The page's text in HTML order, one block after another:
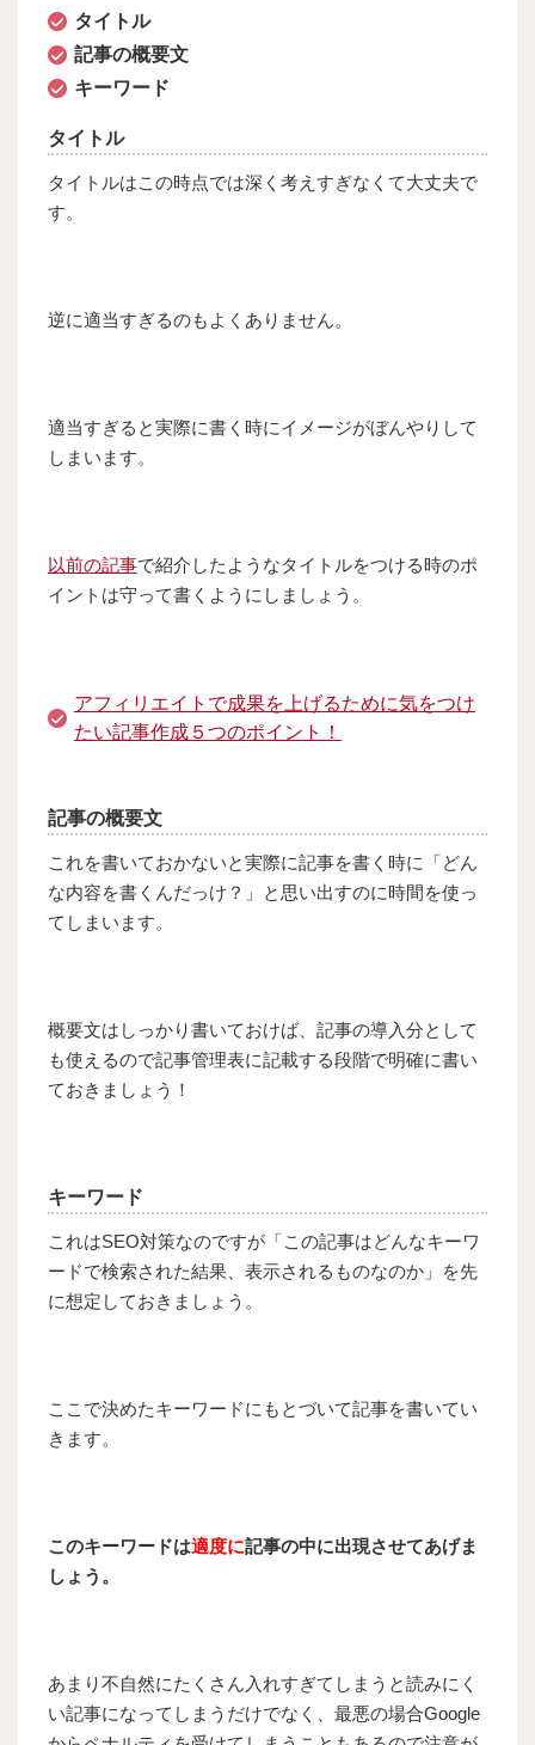
タイトル
記事の概要文
キーワード
タイトル
タイトルはこの時点では深く考えすぎなくて大丈夫で
す。
逆に適当すぎるのもよくありません。
適当すぎると実際に書く時にイメージがぼんやりして
しまいます。
以前の記事で紹介したようなタイトルをつける時のポ
イントは守って書くようにしましょう。
アフィリエイトで成果を上げるために気をつけ
たい記事作成５つのポイント！
記事の概要文
これを書いておかないと実際に記事を書く時に「どん
な内容を書くんだっけ？」と思い出すのに時間を使っ
てしまいます。
概要文はしっかり書いておけば、記事の導入分として
も使えるので記事管理表に記載する段階で明確に書い
ておきましょう！
キーワード
これはSEO対策なのですが「この記事はどんなキーワ
ードで検索された結果、表示されるものなのか」を先
に想定しておきましょう。
ここで決めたキーワードにもとづいて記事を書いてい
きます。
このキーワードは適度に記事の中に出現させてあげま
しょう。
あまり不自然にたくさん入れすぎてしまうと読みにく
い記事になってしまうだけでなく、最悪の場合Google